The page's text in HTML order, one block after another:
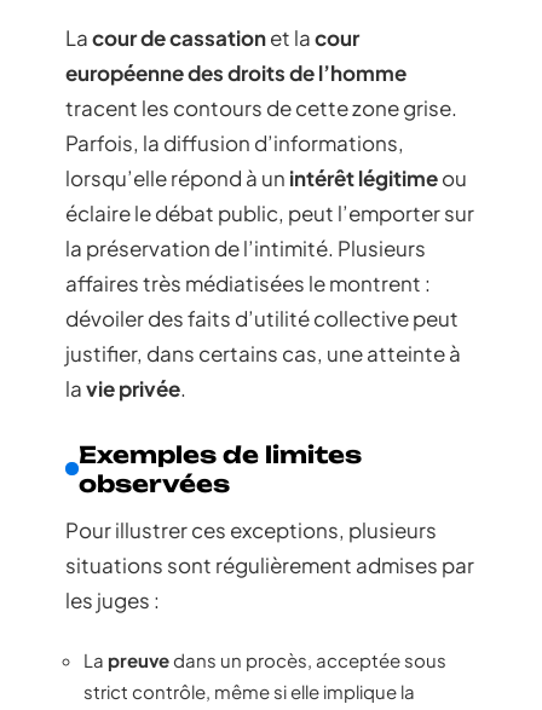
Lacour de cassationet lacour
européenne des droits de l’homme
tracent les contours de cette zone grise.
Parfois, la diffusion d’informations,
lorsqu’elle répond à un intérêt légitimeou
éclaire le débat public, peut l’emporter sur
la préservation de l’intimité. Plusieurs
affaires très médiatisées le montrent :
dévoiler des faits d’utilité collective peut
justifier, dans certains cas, une atteinte à
lavie privée.
Exemples de limites
observées
Pour illustrer ces exceptions, plusieurs
situations sont régulièrement admises par
les juges :
La preuvedans un procès, acceptée sous
strict contrôle, même si elle implique la